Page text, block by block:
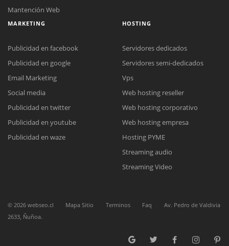
Reunión online
Nuestros ejecutivos le enviarán un correo electrónico con el enlace a
Meet para la reunión online.
Cotización
Chat Online
Todos nuestros ejecutivos están fuera de línea. Complete el formulario
Mantención Web
MARKETING
Publicidad en facebook
Publicidad en google
Email Marketing
Social media
Publicidad en twitter
Publicidad en youtube
Publicidad en waze
HOSTING
Servidores dedicados
Servidores semi-dedicados
Vps
Web hosting reseller
Web hosting corporativo
Web hosting empresa
Hosting PYME
Streaming audio
Streaming Video
© 2026 webseo.cl Mapa Sitio Terminos Faq
Av. Pedro de Valdivia
2633, Ñuñoa.